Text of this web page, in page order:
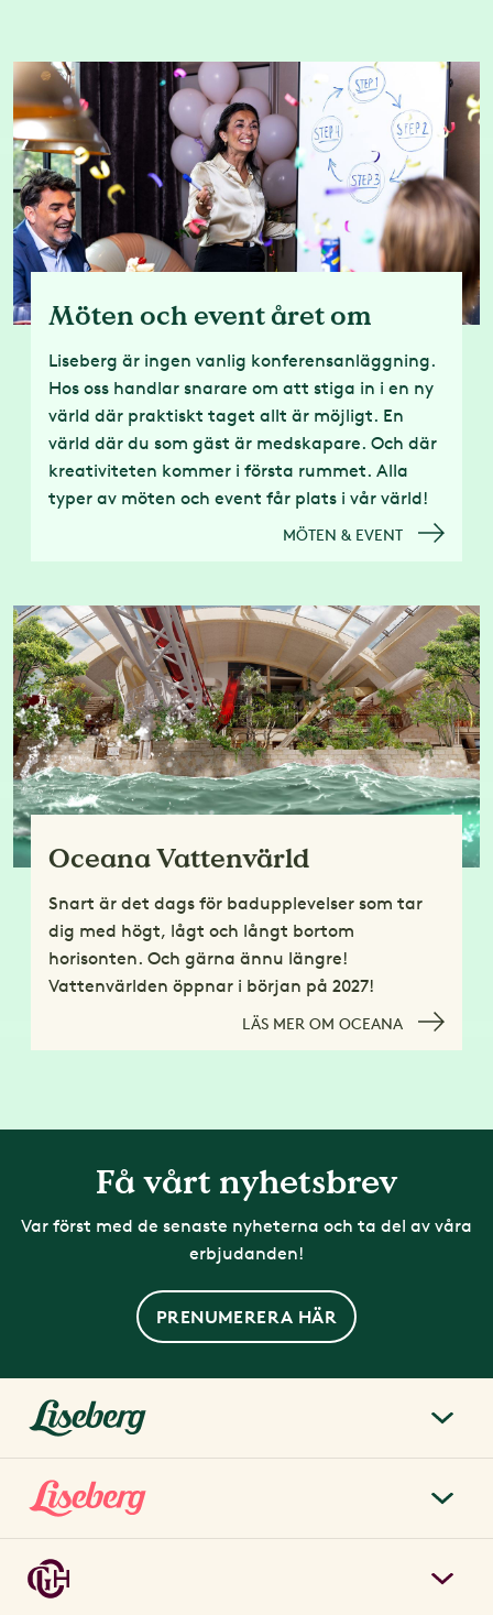
Möten och event året om
Liseberg är ingen vanlig konferensanläggning.
Hos oss handlar snarare om att stiga in i en ny
värld där praktiskt taget allt är möjligt. En
värld där du som gäst är medskapare. Och där
kreativiteten kommer i första rummet. Alla
typer av möten och event får plats i vår värld!
MÖTEN & EVENT
Oceana Vattenvärld
Snart är det dags för badupplevelser som tar
dig med högt, lågt och långt bortom
horisonten. Och gärna ännu längre!
Vattenvärlden öppnar i början på 2027!
LÄS MER OM OCEANA
Få vårt nyhetsbrev
Var först med de senaste nyheterna och ta del av våra
erbjudanden!
PRENUMERERA HÄR
liseberg.se
Om Liseberg
Kontakta oss
Lisebergsparken
Biljetter & priser